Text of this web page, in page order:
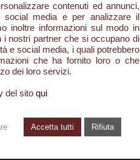
Latte Corpo
Candele
Olio Corpo
contenuti ed annunci,
social media e per analizzare il
inoltre informazioni sul modo in
nostri partner che si occupano di
e social media, i quali potrebbero
che ha fornito loro o che
dei loro servizi.
del sito qui
Accetta tutti Rifiuta